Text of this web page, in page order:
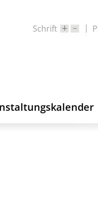
Schrift